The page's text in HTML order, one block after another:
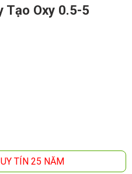
Tạo Oxy 0.5-5
TÍN 25 NĂM